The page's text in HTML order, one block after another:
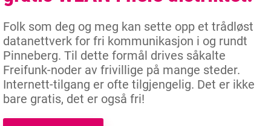
Folk som deg og meg kan sette opp et trådløst
datanettverk for fri kommunikasjon i og rundt
Pinneberg. Til dette formål drives såkalte
Freifunk-noder av frivillige på mange steder.
Internett-tilgang er ofte tilgjengelig. Det er ikke
bare gratis, det er også fri!